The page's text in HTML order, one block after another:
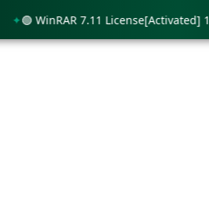
🟢 WinRAR 7.11 License[Activated]